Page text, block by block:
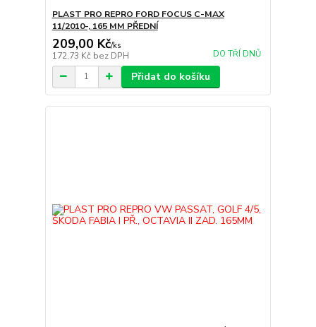
PLAST PRO REPRO FORD FOCUS C-MAX
11/2010-, 165 MM PŘEDNÍ
209,00 Kč/ks
172,73 Kč bez DPH DO TŘÍ DNŮ
Přidat do košíku